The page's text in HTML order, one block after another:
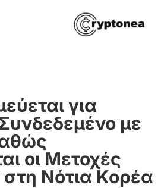
για
με
οι Μετοχές
Νότια Κορέα